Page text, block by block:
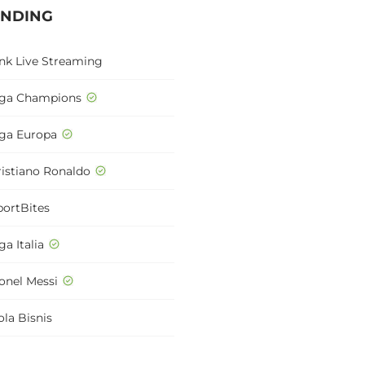
Live Streaming
Champions
Europa
Ronaldo
Italia
Messi
Bisnis